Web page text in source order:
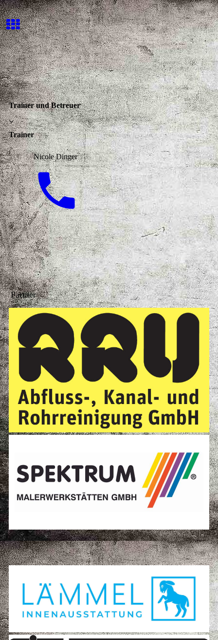
Trainer und Betreuer
Trainer
Nicole Dinger
Partner